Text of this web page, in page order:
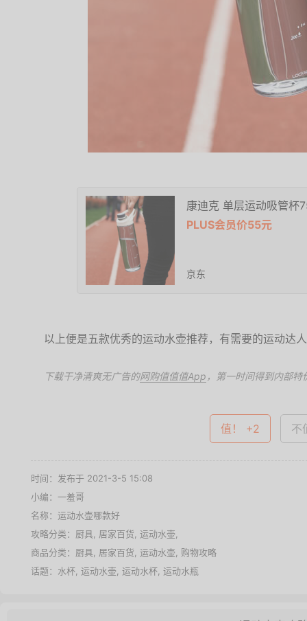
康迪克 单层运动吸管杯
PLUS会员价55元
京东
以上便是五款优秀的运动水壶推荐，有需要的运动达
下载干净清爽无广告的网购值值值App ，第一时间得到内部特
值！ +2 不
时间：发布于 2021-3-5 15:08
小编：一羞哥
名称： 运动水壶哪款好
攻略分类： 厨具 居家百货 运动水壶
商品分类： 厨具 居家百货 运动水壶
购物攻略
话题： 水杯 运动水壶 运动水杯 运动水瓶